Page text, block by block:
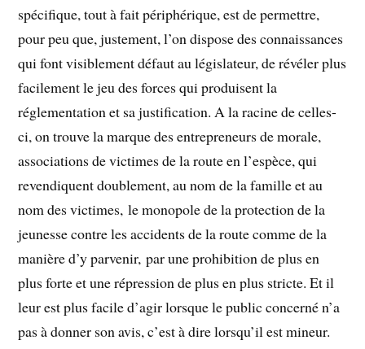
spécifique, tout à fait périphérique, est de permettre,
pour peu que, justement, l’on dispose des connaissances
qui font visiblement défaut au législateur, de révéler plus
facilement le jeu des forces qui produisent la
réglementation et sa justification. A la racine de celles-
ci, on trouve la marque des entrepreneurs de morale,
associations de victimes de la route en l’espèce, qui
revendiquent doublement, au nom de la famille et au
nom des victimes, le monopole de la protection de la
jeunesse contre les accidents de la route comme de la
manière d’y parvenir, par une prohibition de plus en
plus forte et une répression de plus en plus stricte. Et il
leur est plus facile d’agir lorsque le public concerné n’a
pas à donner son avis, c’est à dire lorsqu’il est mineur.